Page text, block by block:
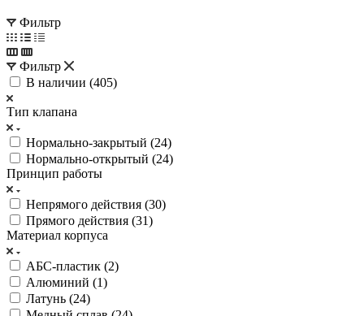
Фильтр
Фильтр
В наличии (405)
Тип клапана
Нормально-закрытый (24)
Нормально-открытый (24)
Принцип работы
Непрямого действия (30)
Прямого действия (31)
Материал корпуса
АБС-пластик (2)
Алюминий (1)
Латунь (24)